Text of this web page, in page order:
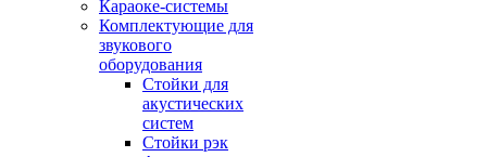
Караоке-системы
Комплектующие для
звукового
оборудования
Стойки для
акустических
систем
Стойки рэк